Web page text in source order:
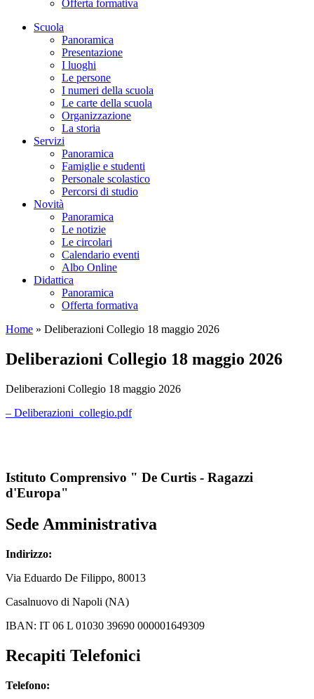
Offerta formativa
Scuola
Panoramica
Presentazione
I luoghi
Le persone
I numeri della scuola
Le carte della scuola
Organizzazione
La storia
Servizi
Panoramica
Famiglie e studenti
Personale scolastico
Percorsi di studio
Novità
Panoramica
Le notizie
Le circolari
Calendario eventi
Albo Online
Didattica
Panoramica
Offerta formativa
Home » Deliberazioni Collegio 18 maggio 2026
Deliberazioni Collegio 18 maggio 2026
Deliberazioni Collegio 18 maggio 2026
– Deliberazioni_collegio.pdf
Istituto Comprensivo " De Curtis - Ragazzi
d'Europa"
Sede Amministrativa
Indirizzo:
Via Eduardo De Filippo, 80013
Casalnuovo di Napoli (NA)
IBAN: IT 06 L 01030 39690 000001649309
Recapiti Telefonici
Telefono: